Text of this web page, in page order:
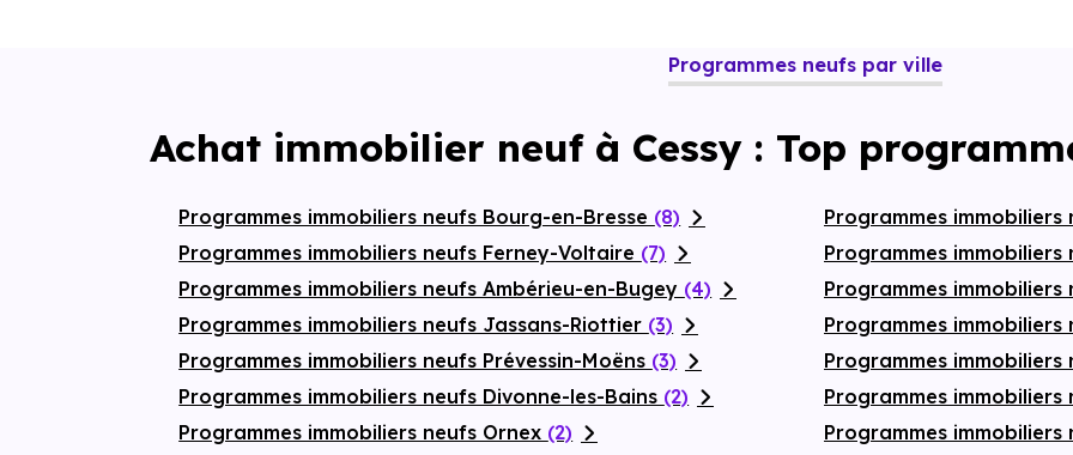
Programmes neufs par ville
Achat immobilier neuf à Cessy : Top
Programmes immobiliers neufs Bourg-en-Bresse (8)
Programmes immobiliers neufs Ferney-Voltaire (7)
Programmes immobiliers neufs Ambérieu-en-Bugey (4)
Programmes immobiliers neufs Jassans-Riottier (3)
Programmes immobiliers neufs Prévessin-Moëns (3)
Programmes immobiliers neufs Divonne-les-Bains (2)
Programmes immobiliers neufs Ornex (2)
Programmes
Programmes immobiliers
Programmes immobiliers
Programmes immobiliers
Programmes immobiliers
Programmes immobiliers
Programmes immobiliers